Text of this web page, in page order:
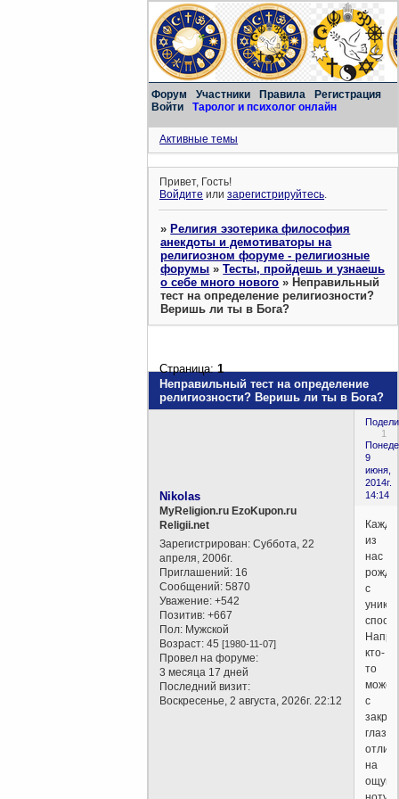
Форум Участники Правила
Регистрация
Войти
Таролог и психолог онлайн
Активные темы
Привет, Гость!
Войдите илизарегистрируйтесь.
»Религия эзотерика философия
анекдоты и демотиваторы на
религиозном форуме - религиозные
форумы »Тесты, пройдешь и узнаешь
о себе много нового »Неправильный
тест на определение религиозности?
Веришь ли ты в Бога?
Неправильный тест на определение
религиозности? Веришь ли ты в Бога?
Страница:1
1
9
июня,
2014г.
14:14
Nikolas
MyReligion.ru EzoKupon.ru
Religii.net
Зарегистрирован: Суббота, 22
апреля, 2006г.
Приглашений: 16
Сообщений: 5870
Уважение: +542
Позитив: +667
Пол: Мужской
Возраст: 45[1980-11-07]
Провел на форуме:
3 месяца 17 дней
Последний визит:
Воскресенье, 2 августа, 2026г. 22:12
из
нас
с
кто-
то
может
с
на
ощупь